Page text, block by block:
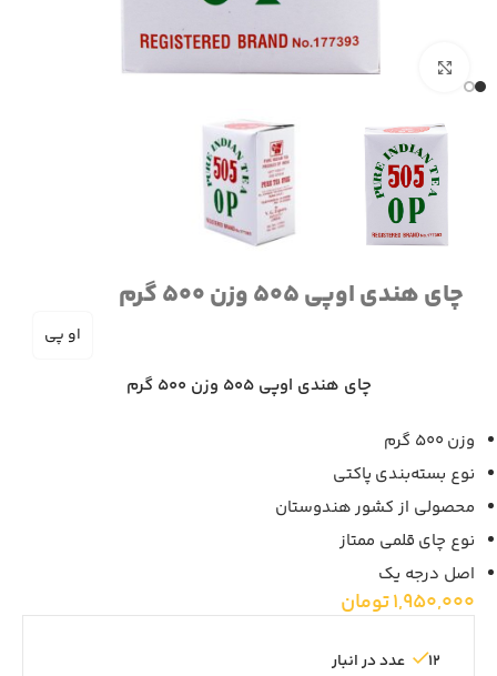
برای بزرگنمایی کلیک کنید
چای هندی اوپی 505 وزن 500 گرم
او پی
چای هندی اوپی 505 وزن 500 گرم
وزن 500 گرم
نوع بسته‌بندی پاکتی
محصولی از کشور هندوستان
نوع چای قلمی ممتاز
اصل درجه یک
1,950,000تومان
12 عدد در انبار